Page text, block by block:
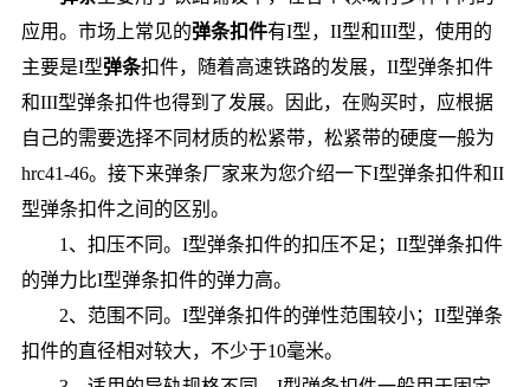
应用。市场上常见的弹条扣件有I型，II型和III型，使用的
主要是I型弹条扣件，随着高速铁路的发展，II型弹条扣件
和III型弹条扣件也得到了发展。因此，在购买时，应根据
自己的需要选择不同材质的松紧带，松紧带的硬度一般为
hrc41-46。接下来弹条厂家来为您介绍一下I型弹条扣件和II
型弹条扣件之间的区别。
1、扣压不同。I型弹条扣件的扣压不足；II型弹条扣件
的弹力比I型弹条扣件的弹力高。
2、范围不同。I型弹条扣件的弹性范围较小；II型弹条
扣件的直径相对较大，不少于10毫米。